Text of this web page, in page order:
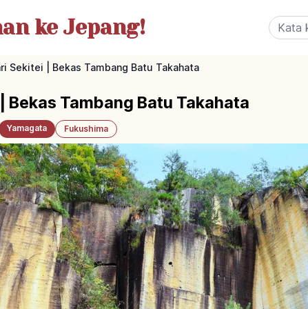
ke Jepang!
Sekitei | Bekas Tambang Batu Takahata
Bekas Tambang Batu Takahata
Yamagata Fukushima